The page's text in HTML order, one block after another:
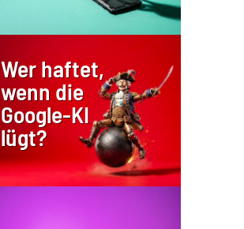
Wer haftet,
wenn die
Google-KI
lügt?